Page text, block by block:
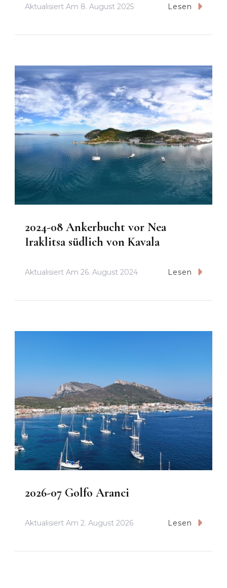
Aktualisiert Am 8. August 2025 Lesen
2024-08 Ankerbucht vor Nea
Iraklitsa südlich von Kavala
Aktualisiert Am 26. August 2024 Lesen
2026-07 Golfo Aranci
Aktualisiert Am 2. August 2026 Lesen